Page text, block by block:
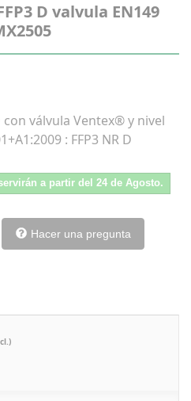
D valvula EN149
con válvula Ventex® y nivel
: FFP3 NR D
a partir del 24 de Agosto.
Hacer una pregunta